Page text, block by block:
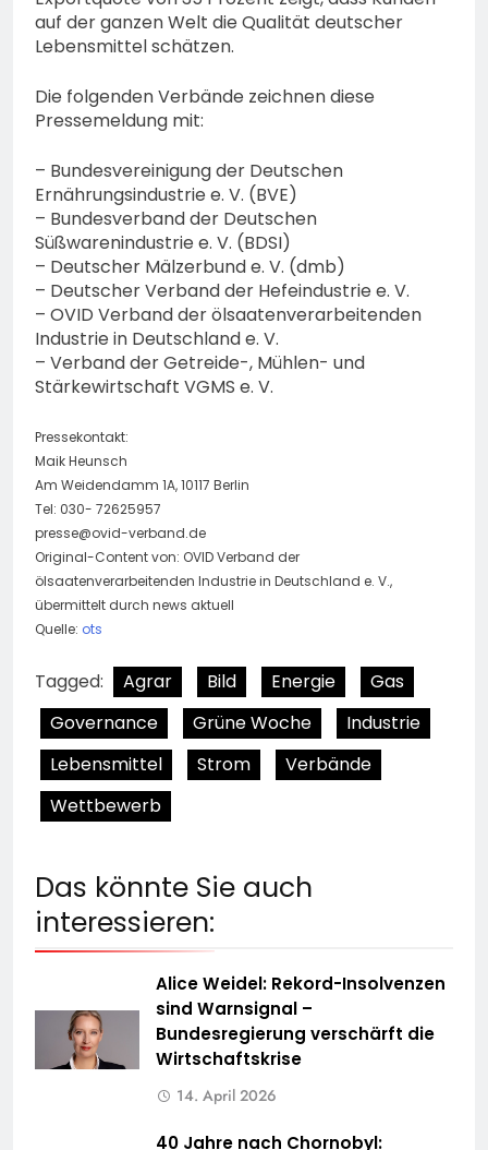
auf der ganzen Welt die Qualität deutscher
Lebensmittel schätzen.
Die folgenden Verbände zeichnen diese
Pressemeldung mit:
– Bundesvereinigung der Deutschen
Ernährungsindustrie e. V. (BVE)
– Bundesverband der Deutschen
Süßwarenindustrie e. V. (BDSI)
– Deutscher Mälzerbund e. V. (dmb)
– Deutscher Verband der Hefeindustrie e. V.
– OVID Verband der ölsaatenverarbeitenden
Industrie in Deutschland e. V.
– Verband der Getreide-, Mühlen- und
Stärkewirtschaft VGMS e. V.
Pressekontakt:
Maik Heunsch
Am Weidendamm 1A, 10117 Berlin
Tel: 030- 72625957
presse@ovid-verband.de
Original-Content von: OVID Verband der
ölsaatenverarbeitenden Industrie in Deutschland e. V.,
übermittelt durch news aktuell
Quelle: ots
Tagged: Agrar Bild Energie
Gas
Governance
Grüne Woche
Industrie
Lebensmittel
Strom
Verbände
Wettbewerb
Das könnte Sie auch
interessieren:
Alice Weidel: Rekord-Insolvenzen
sind Warnsignal –
Bundesregierung verschärft die
Wirtschaftskrise
14. April 2026
40 Jahre nach Chornobyl: